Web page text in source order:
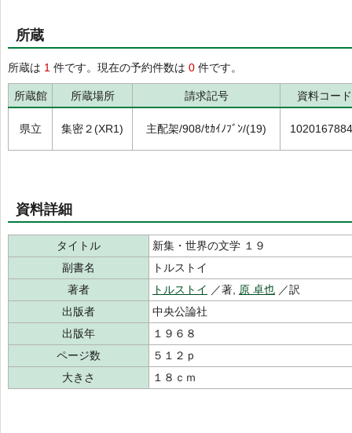
所蔵
所蔵は 1 件です。現在の予約件数は 0 件です。
所蔵館 所蔵場所 請求記号 資料コード
県立 集密２(XR1) 主配架/908/ｾｶｲﾉﾌﾞﾝ/(19)
資料詳細
タイトル
新集・世界の文学 １９
副書名
トルストイ
著者
トルストイ ／著, 原 卓也 ／訳
出版者
中央公論社
出版年
１９６８
ページ数
５１２ｐ
大きさ
１８ｃｍ